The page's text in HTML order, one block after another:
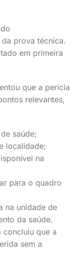
prova técnica.
em primeira
que a perícia
relevantes,
saúde;
localidade;
na
para o quadro
na unidade de
da saúde.
concluiu que a
sem a